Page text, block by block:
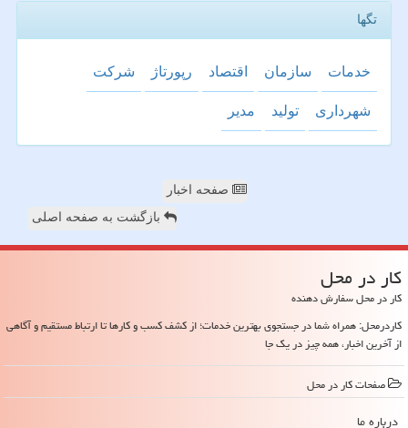
تگها
خدمات سازمان اقتصاد رپورتاژ شركت
شهرداری تولید مدیر
صفحه اخبار
بازگشت به صفحه اصلی
كار در محل
کار در محل سفارش دهنده
کاردرمحل: همراه شما در جستجوی بهترین خدمات؛ از کشف کسب و کارها تا ارتباط مستقیم و آگاهی
از آخرین اخبار، همه چیز در یک جا
صفحات كار در محل
درباره ما